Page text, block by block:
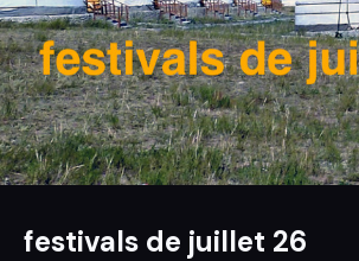
festivals de juillet 26